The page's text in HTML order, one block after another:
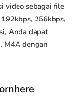
video sebagai file
256kbps,
Anda dapat
M4A dengan